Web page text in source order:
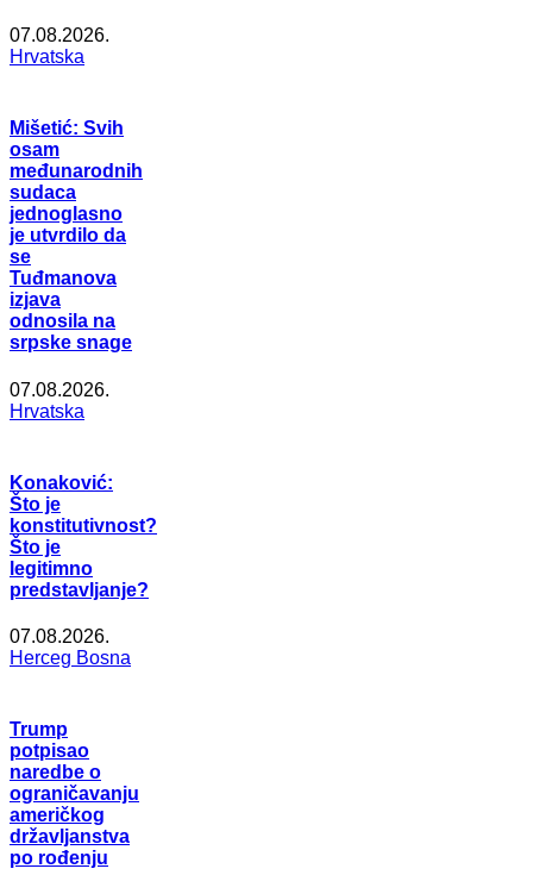
07.08.2026.
Hrvatska
Mišetić: Svih
osam
međunarodnih
sudaca
jednoglasno
je utvrdilo da
se
Tuđmanova
izjava
odnosila na
srpske snage
07.08.2026.
Hrvatska
Konaković:
Što je
konstitutivnost?
Što je
legitimno
predstavljanje?
07.08.2026.
Herceg Bosna
Trump
potpisao
naredbe o
ograničavanju
američkog
državljanstva
po rođenju